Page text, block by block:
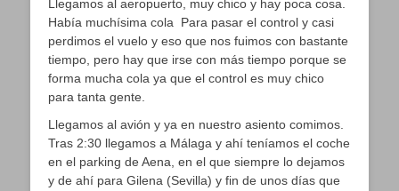
Llegamos al aeropuerto, muy chico y hay poca cosa.
Había muchísima cola Para pasar el control y casi
perdimos el vuelo y eso que nos fuimos con bastante
tiempo, pero hay que irse con más tiempo porque se
forma mucha cola ya que el control es muy chico
para tanta gente.
Llegamos al avión y ya en nuestro asiento comimos.
Tras 2:30 llegamos a Málaga y ahí teníamos el coche
en el parking de Aena, en el que siempre lo dejamos
y de ahí para Gilena (Sevilla) y fin de unos días que